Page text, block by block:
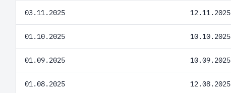
03.11.2025 12.11.2025
01.10.2025 10.10.2025
01.09.2025 10.09.2025
01.08.2025 12.08.2025